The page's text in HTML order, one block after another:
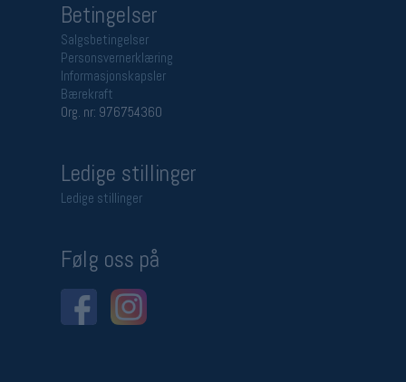
Betingelser
Salgsbetingelser
Personsvernerklæring
Informasjonskapsler
Bærekraft
Org. nr: 976754360
Ledige stillinger
Ledige stillinger
Følg oss på